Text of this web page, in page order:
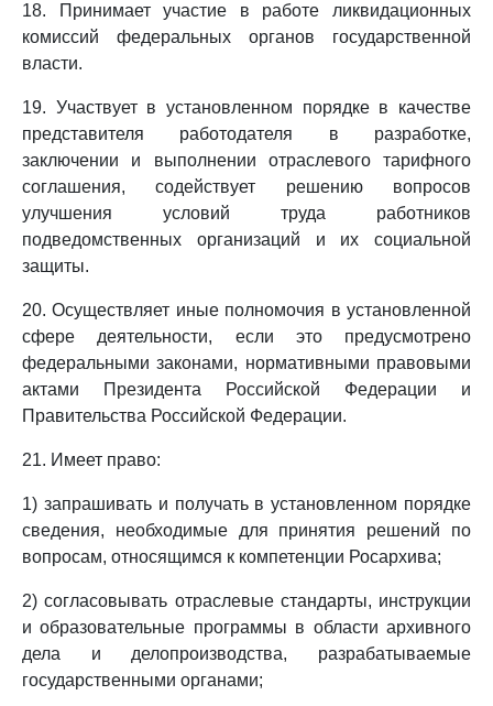
18. Принимает участие в работе ликвидационных
комиссий федеральных органов государственной
власти.
19. Участвует в установленном порядке в качестве
представителя работодателя в разработке,
заключении и выполнении отраслевого тарифного
соглашения, содействует решению вопросов
улучшения условий труда работников
подведомственных организаций и их социальной
защиты.
20. Осуществляет иные полномочия в установленной
сфере деятельности, если это предусмотрено
федеральными законами, нормативными правовыми
актами Президента Российской Федерации и
Правительства Российской Федерации.
21. Имеет право:
1) запрашивать и получать в установленном порядке
сведения, необходимые для принятия решений по
вопросам, относящимся к компетенции Росархива;
2) согласовывать отраслевые стандарты, инструкции
и образовательные программы в области архивного
дела и делопроизводства, разрабатываемые
государственными органами;